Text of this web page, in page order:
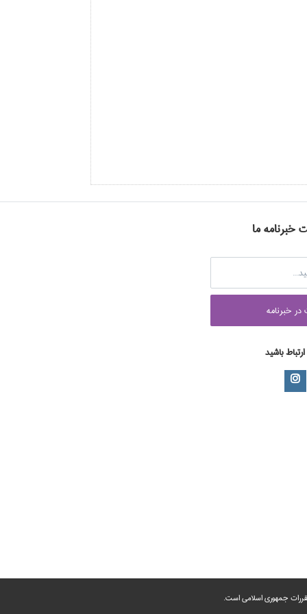
خبرنامه ما
خبرنامه
باشید
جمهوری اسلامی است.